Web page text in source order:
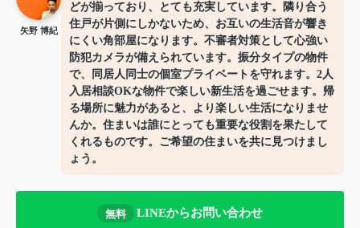
矢野 博紀
どが揃っており、とても充実しています。隣り合う
住戸が片側にしかないため、お互いの生活音が響き
にくい角部屋になります。不審者対策として心強い
防犯カメラが備えられています。振分タイプの物件
で、同居人同士の個室プライベートを守れます。2人
入居相談OKな物件で楽しい新生活を過ごせます。帰
る場所に魅力があると、より楽しい生活になりませ
んか。住まいは誰にとっても重要な役割を果たして
くれるものです。ご希望の住まいを共に見つけまし
ょう。
無料 LINEからお問い合わせ